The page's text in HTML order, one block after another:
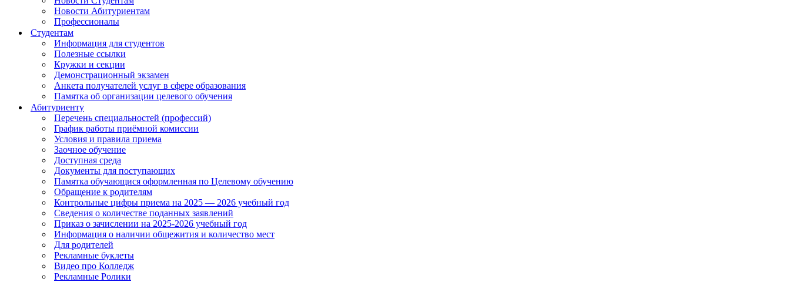
Новости Абитуриентам
Профессионалы
Студентам
Информация для студентов
Полезные ссылки
Кружки и секции
Демонстрационный экзамен
Анкета получателей услуг в сфере образования
Памятка об организации целевого обучения
Абитуриенту
Перечень специальностей (профессий)
График работы приёмной комиссии
Условия и правила приема
Заочное обучение
Доступная среда
Документы для поступающих
Памятка обучающися оформленная по Целевому обучению
Обращение к родителям
Контрольные цифры приема на 2025 — 2026 учебный год
Сведения о количестве поданных заявлений
Приказ о зачислении на 2025-2026 учебный год
Информация о наличии общежития и количество мест
Для родителей
Рекламные буклеты
Видео про Колледж
Рекламные Ролики